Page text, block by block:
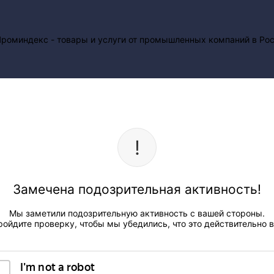
Замечена подозрительная активность!
Мы заметили подозрительную активность с вашей стороны.
проверку, чтобы мы убедились, что это действительно